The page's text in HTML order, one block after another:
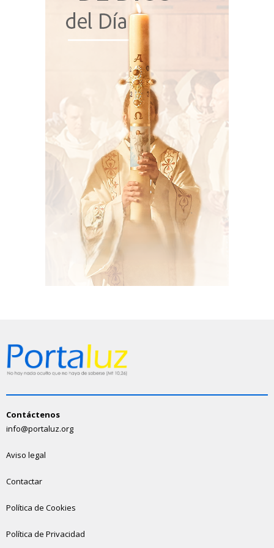
Contáctenos
info@portaluz.org
Aviso legal
Contactar
Política de Cookies
Política de Privacidad